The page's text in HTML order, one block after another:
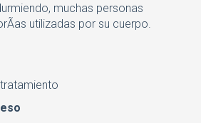
muchas personas
utilizadas por su cuerpo.